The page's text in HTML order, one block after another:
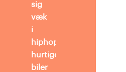
sig
væk
i
hiphop,
hurtige
biler